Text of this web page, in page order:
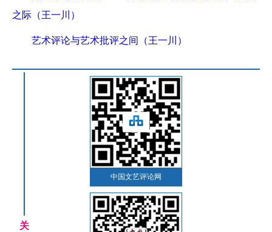
之际（王一川）
艺术评论与艺术批评之间（王一川）
关
中国文艺评论网